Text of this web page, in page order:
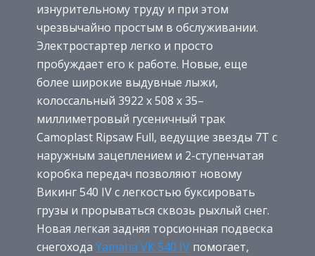
изнурительному труду и при этом
чрезвычайно простым в обслуживании.
Электростартер легко и просто
пробуждает его к работе. Новые, еще
более широкие выдувные лыжи,
колоссальный 3922 х 508 х 35–
миллиметровый гусеничный трак
Camoplast Ripsaw Full, ведущие звезды 7Т с
наружным зацеплением и 2-ступенчатая
коробка передач позволяют новому
Викинг 540 IV с легкостью буксировать
грузы и прорываться сквозь рыхлый снег.
Новая легкая задняя торсионная подвеска
снегохода Yamaha VK 540 IV помогает,